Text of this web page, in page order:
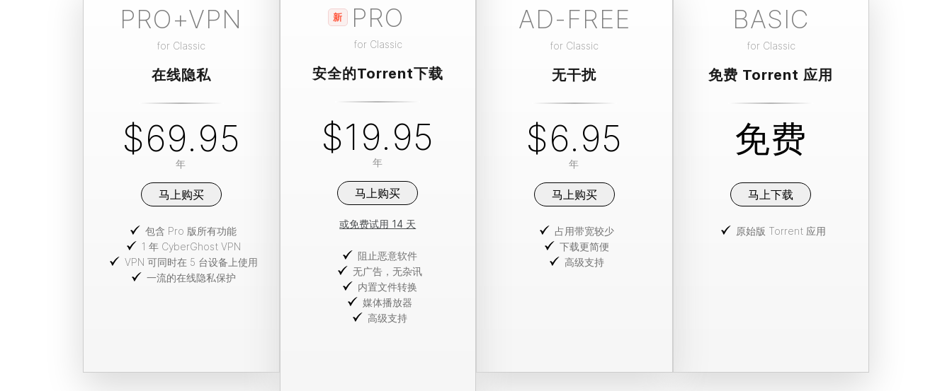
PRO+VPN
for Classic
在线隐私
$69.95
年
马上购买
包含 Pro 版所有功能
1 年 CyberGhost VPN
VPN 可同时在 5 台设备上使用
一流的在线隐私保护
新 PRO
for Classic
安全的Torrent下载
$19.95
年
马上购买
或免费试用 14 天
阻止恶意软件
无广告，无杂讯
内置文件转换
媒体播放器
高级支持
AD-FREE
for Classic
无干扰
$6.95
年
马上购买
占用带宽较少
下载更简便
高级支持
BASIC
for Classic
免费 Torrent 应用
免费
马上下载
原始版 Torrent 应用